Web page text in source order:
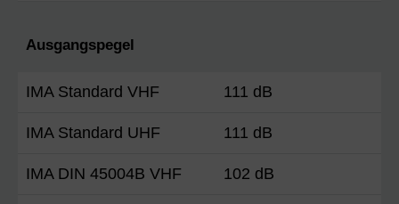
Ausgangspegel
IMA Standard VHF 111 dB
IMA Standard UHF 111 dB
IMA DIN 45004B VHF 102 dB